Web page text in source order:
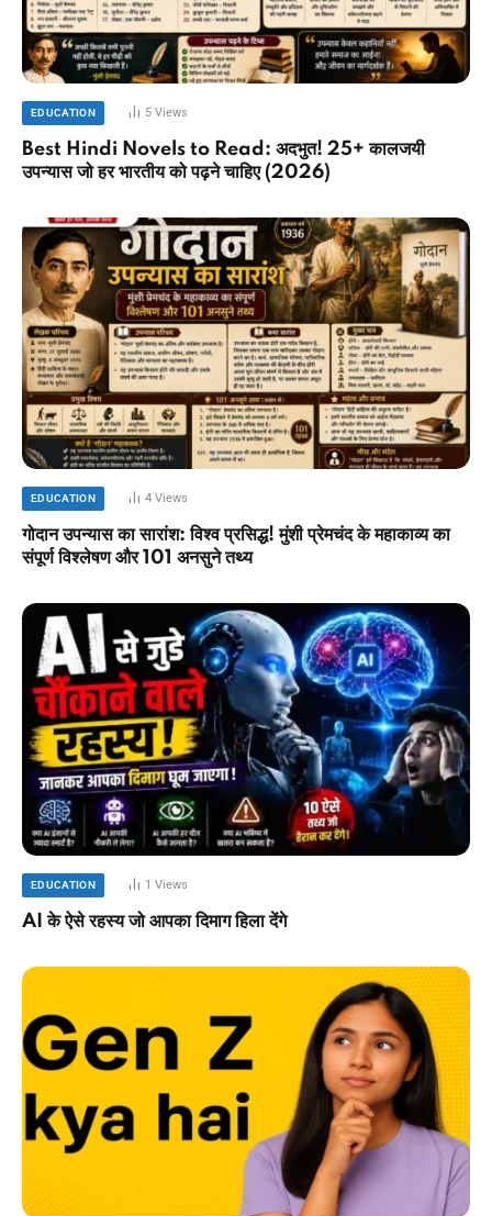
EDUCATION 5Views
Best Hindi Novels to Read: अदभुत! 25+ कालजयी
उपन्यास जो हर भारतीय को पढ़ने चाहिए (2026)
EDUCATION 4Views
गोदान उपन्यास का सारांश: विश्व प्रसिद्ध! मुंशी प्रेमचंद के महाकाव्य का
संपूर्ण विश्लेषण और 101 अनसुने तथ्य
EDUCATION 1Views
AI के ऐसे रहस्य जो आपका दिमाग हिला देंगे